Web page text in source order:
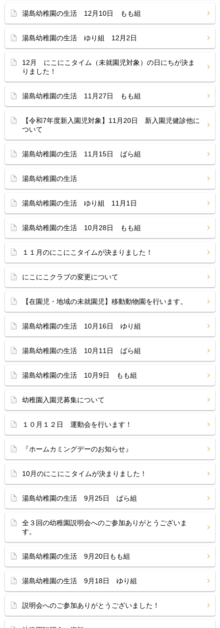
湯島幼稚園の生活 12月10日 もも組
湯島幼稚園の生活 ゆり組 12月2日
12月 にこにこタイム（未就園児対象）の日にちが決ま
りました！
湯島幼稚園の生活 11月27日 もも組
【令和7年度新入園児対象】11月20日 新入園児健診他に
ついて
湯島幼稚園の生活 11月15日 ばら組
湯島幼稚園の生活
湯島幼稚園の生活 ゆり組 11月1日
湯島幼稚園の生活 10月28日 もも組
１１月のにこにこタイムが決まりました！
にこにこクラブの変更について
【在園児・地域の未就園児】移動動物園を行います。
湯島幼稚園の生活 10月16日 ゆり組
湯島幼稚園の生活 10月11日 ばら組
湯島幼稚園の生活 10月9日 もも組
幼稚園入園児募集について
１０月１２日 運動会を行います！
『ホームカミングデーのお知らせ』
10月のにこにこタイムが決まりました！
湯島幼稚園の生活 9月25日 ばら組
全３回の幼稚園説明会へのご参加ありがとうございま
す。
湯島幼稚園の生活 9月20日もも組
湯島幼稚園の生活 9月18日 ゆり組
説明会へのご参加ありがとうございました！